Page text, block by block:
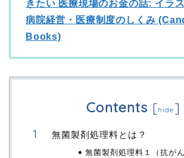
きたい 医療現場のお金の話: イラ
病院経営・医療制度のしくみ
Books)
Contents [hide ]
無菌製剤処理料とは？
無菌製剤処理料１（抗が